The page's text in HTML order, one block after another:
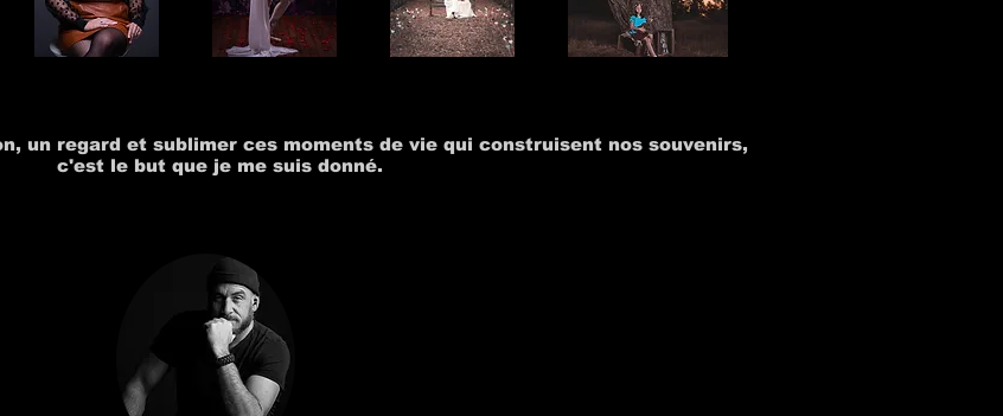
un regard et sublimer ces moments de vie qui construisent nos souvenirs,
c'est le but que je me suis donné.